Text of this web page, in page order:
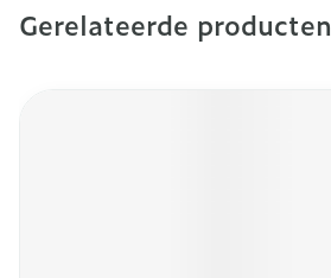
Gerelateerde producten